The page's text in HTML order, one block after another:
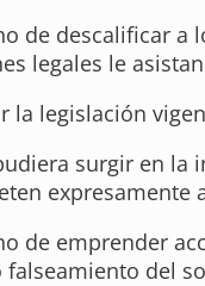
de descalificar
legales le
la legislación
surgir en la
expresamente
de emprender
del